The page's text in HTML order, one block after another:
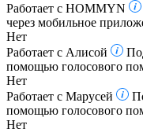
Работает с HOMMYN
через мобильное
Нет
Работает с Алисой
помощью голосового
Нет
Работает с Марусей
помощью голосового
Нет